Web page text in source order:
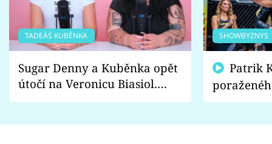
TADEÁŠ KUBĚNKA
Sugar Denny a Kuběnka opět
útočí na Veronicu Biasiol.
Proč je podle nich falešná a
SHOWBYZNYS
fanoušci